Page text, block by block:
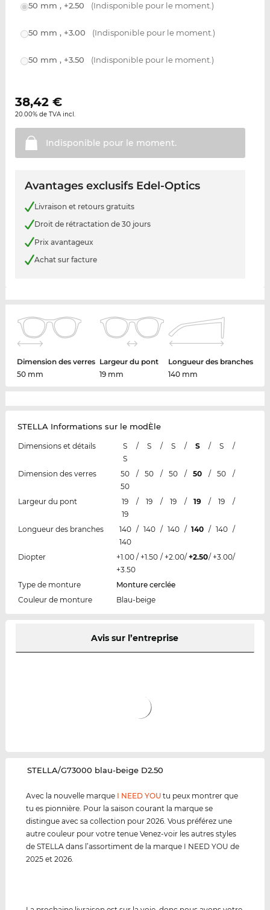
50 mm , +2.50 (Indisponible pour le moment.)
50 mm , +3.00 (Indisponible pour le moment.)
50 mm , +3.50 (Indisponible pour le moment.)
38,42€
20.00% de TVA incl.
Indisponible pour le moment.
Avantages exclusifs Edel-Optics
Livraison et retours gratuits
Droit de rétractation de 30 jours
Prix avantageux
Achat sur facture
Dimension des verres
50 mm
Largeur du pont
19 mm
Longueur des branches
140 mm
STELLA Informations sur le modÈle
Dimensions et détails S / S / S / S / S
/
S
Dimension des verres
50 / 50 / 50 / 50 / 50
/
50
Largeur du pont
19 / 19 / 19 / 19 / 19
/
19
Longueur des branches
140 / 140 / 140 / 140 / 140 /
140
Diopter
+1.00 / +1.50 / +2.00/ +2.50/ +3.00/
+3.50
Type de monture
Monture cerclée
Couleur de monture
Blau-beige
Avis sur l’entreprise
‌STELLA/G73000 blau-beige D2.50
Avec la nouvelle marque I NEED YOU tu peux montrer que
tu es pionnière. Pour la saison courant la marque se
distingue avec sa collection pour 2026. Vous préférez une
autre couleur pour votre tenue Venez-voir les autres styles
de STELLA dans l’assortiment de la marque I NEED YOU de
2025 et 2026.